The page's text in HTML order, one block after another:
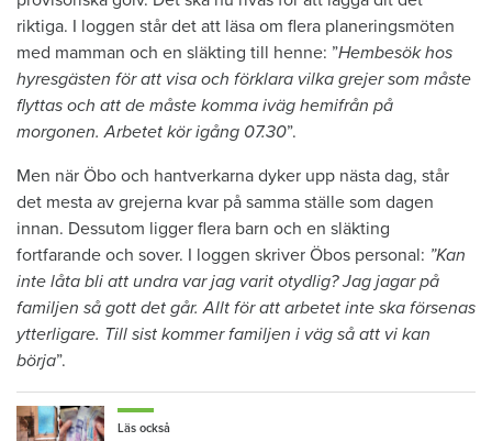
riktiga. I loggen står det att läsa om flera planeringsmöten
med mamman och en släkting till henne: ”Hembesök hos
hyresgästen för att visa och förklara vilka grejer som måste
flyttas och att de måste komma iväg hemifrån på
morgonen. Arbetet kör igång 07.30”.
Men när Öbo och hantverkarna dyker upp nästa dag, står
det mesta av grejerna kvar på samma ställe som dagen
innan. Dessutom ligger flera barn och en släkting
fortfarande och sover. I loggen skriver Öbos personal: ”Kan
inte låta bli att undra var jag varit otydlig? Jag jagar på
familjen så gott det går. Allt för att arbetet inte ska försenas
ytterligare. Till sist kommer familjen i väg så att vi kan
börja”.
Läs också